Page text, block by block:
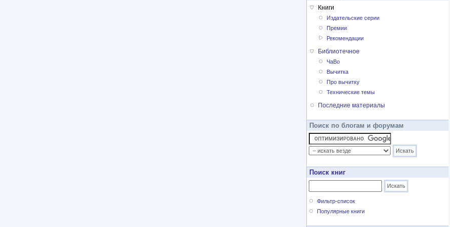
Книги
Издательские серии
Премии
Рекомендации
Библиотечное
ЧаВо
Вычитка
Про вычитку
Технические темы
Последние материалы
Поиск по блогам и форумам
Поиск книг
Фильтр-список
Популярные книги